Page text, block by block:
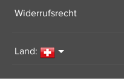
Widerrufsrecht
Land: